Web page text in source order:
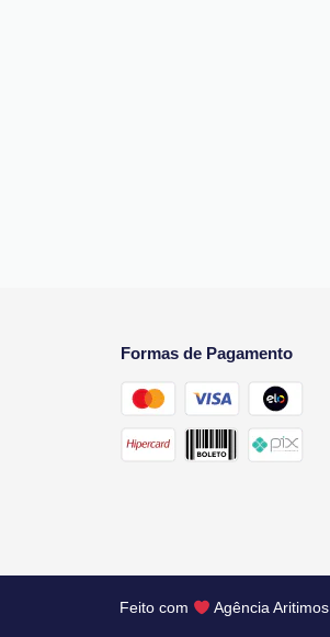
Formas de Pagamento
Feito com Agência Aritimos